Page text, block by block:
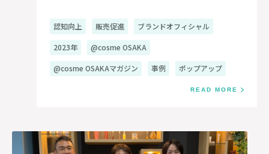
認知向上 販売促進 ブランドオフィシャル
2023年 @cosme OSAKA
@cosme OSAKAマガジン 事例 ポップアップ
READ MORE